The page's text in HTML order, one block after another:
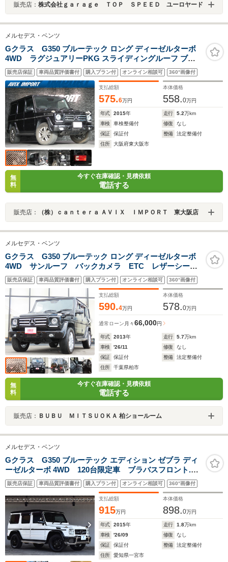
販売店： 株式会社ｇａｒａｇｅ ＴＯＰ ＳＰＥＥＤ ユーロヤード
メルセデス・ベンツ
Gクラス G350 ブルーテック ロング ディーゼルターボ
4WD ラグジュアリーPKG スライディングルーフ ブラ
ックレザー シートヒーター harman/kardon 純正HDDナ
ビ 地デジ Bカメラ 純正18AW 禁煙 正規ディーラー車
販売店保証 車両品質評価書付 購入プラン付 オンライン相談可 360°画像付
支払総額
575.6万円
本体価格
558.0万円
年式 2015年 走行 5.2万km
車検
車検整備付 修復
なし
保証
保証付 整備
法定整備付
住所
大阪府東大阪市
無
料
今すぐ在庫確認・見積依頼
電話する
販売店： （株）ｃａｎｔｅｒａ ＡＶＩＸ ＩＭＰＯＲＴ 東大阪店
メルセデス・ベンツ
Gクラス G350 ブルーテック ロング ディーゼルターボ
4WD サンルーフ バックカメラ ETC レザーシー
ト シートヒーター 電動シート 横滑り防止 ナビ
フルセグ Bluetooth 障害物センサー オートライト
クルーズコントロール 社外18インチAW
販売店保証 車両品質評価書付 購入プラン付 オンライン相談可 360°画像付
支払総額
590.4万円
本体価格
578.0万円
通常ローン 月々66,000円
年式 2013年 走行 5.7万km
車検
'26/11 修復
なし
保証
保証付 整備
法定整備付
住所
千葉県柏市
無
料
今すぐ在庫確認・見積依頼
電話する
販売店： ＢＵＢＵ ＭＩＴＳＵＯＫＡ 柏ショールーム
メルセデス・ベンツ
Gクラス G350 ブルーテック エディション ゼブラ ディ
ーゼルターボ 4WD 120台限定車 ブラバスフロント.リ
アバンパー.グリル デジーノインテリア サンルーフ
シートヒーター ベンチレーション アルカンターラル
ーフ AMGオーバーフェンダー TVキャンセラー
販売店保証 車両品質評価書付 購入プラン付 オンライン相談可 360°画像付
支払総額
915万円
本体価格
898.0万円
年式 2015年 走行 1.8万km
車検
'26/09 修復
なし
保証
保証付 整備
法定整備付
住所
愛知県一宮市